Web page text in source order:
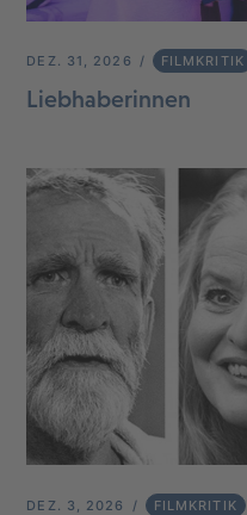
DEZ. 31, 2026 FILMKRITIK
Liebhaberinnen
DEZ. 3, 2026 FILMKRITIK